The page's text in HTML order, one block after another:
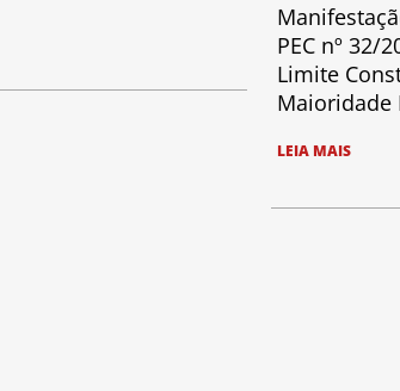
PEC nº 32/
Limite
Maioridade
LEIA MAIS